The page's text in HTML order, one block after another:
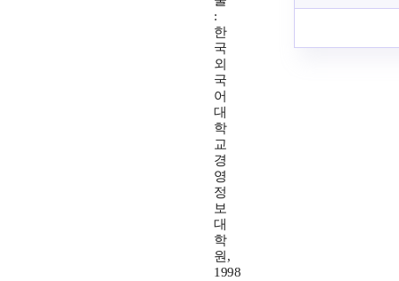
:
한
국
외
국
어
대
학
교
경
영
정
보
대
학
원,
1998